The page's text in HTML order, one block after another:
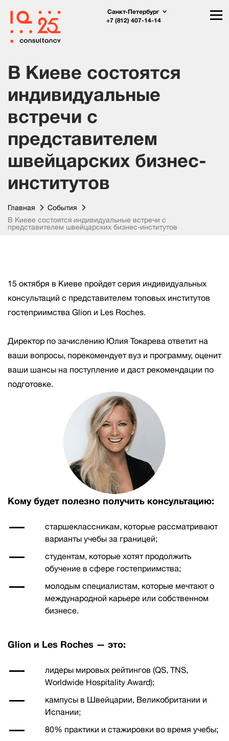
Санкт-Петербург
+7 (812) 407-14-14
В Киеве состоятся
индивидуальные
встречи с
представителем
швейцарских бизнес-
институтов
Главная
События
В Киеве состоятся индивидуальные встречи с
представителем швейцарских бизнес-институтов
15 октября в Киеве пройдет серия индивидуальных
консультаций с представителем топовых институтов
гостеприимства Glion и Les Roches.
Директор по зачислению Юлия Токарева ответит на
ваши вопросы, порекомендует вуз и программу, оценит
ваши шансы на поступление и даст рекомендации по
подготовке.
Кому будет полезно получить консультацию:
старшеклассникам, которые рассматривают
варианты учебы за границей;
студентам, которые хотят продолжить
обучение в сфере гостеприимства;
молодым специалистам, которые мечтают о
международной карьере или собственном
бизнесе.
Glion и Les Roches — это:
лидеры мировых рейтингов (QS, TNS,
Worldwide Hospitality Award);
кампусы в Швейцарии, Великобритании и
Испании;
80% практики и стажировки во время учебы;